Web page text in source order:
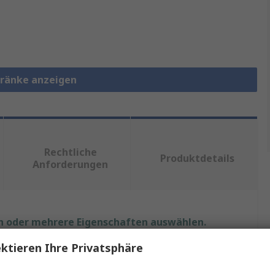
anzeigen
Rechtliche
Anforderungen
Produktdetails
oder mehrere Eigenschaften auswählen.
Wert
Ihre Privatsphäre